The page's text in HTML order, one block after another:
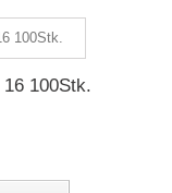
100Stk.